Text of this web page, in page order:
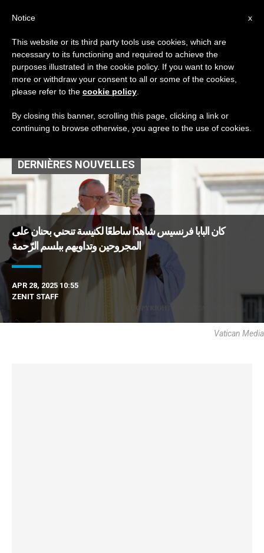
TAG
Posts Tagged ‘الأحد
الأبيض’
DERNIÈRES NOUVELLES
كان البابا فرنسيس شاهدًا ساطعًا لكنيسة تنحني بحنان على
المجروحين وتداويهم ببلسم الرّحمة
APR 28, 2025 10:55
ZENIT STAFF
Vatican Media
x
Notice
This website or its third party tools use cookies, which are
necessary to its functioning and required to achieve the
purposes illustrated in the cookie policy. If you want to know
more or withdraw your consent to all or some of the cookies,
please refer to the cookie policy
By closing this banner, scrolling this page, clicking a link or
continuing to browse otherwise, you agree to the use of cookies.